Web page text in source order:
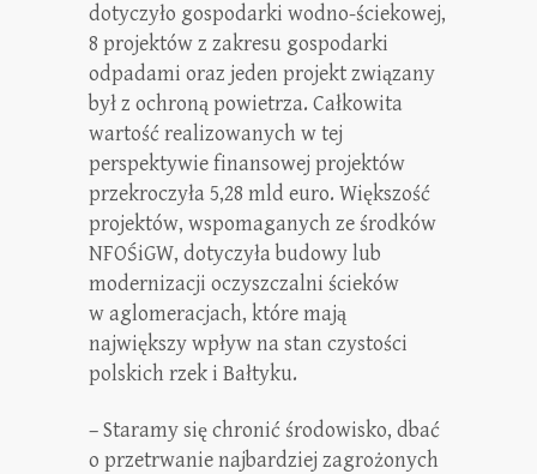
dotyczyło gospodarki wodno-ściekowej,
8 projektów z zakresu gospodarki
odpadami oraz jeden projekt związany
był z ochroną powietrza. Całkowita
wartość realizowanych w tej
perspektywie finansowej projektów
przekroczyła 5,28 mld euro. Większość
projektów, wspomaganych ze środków
NFOŚiGW, dotyczyła budowy lub
modernizacji oczyszczalni ścieków
w aglomeracjach, które mają
największy wpływ na stan czystości
polskich rzek i Bałtyku.
– Staramy się chronić środowisko, dbać
o przetrwanie najbardziej zagrożonych